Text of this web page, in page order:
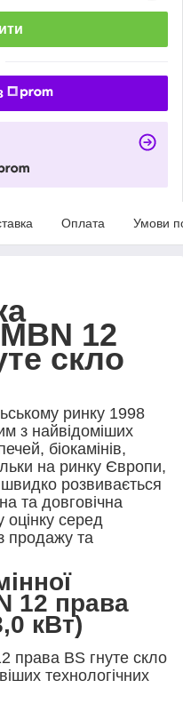
Оплата Умови
12
скло
ринку 1998
з найвідоміших
біокамінів,
на ринку Європи,
розвивається
та довговічна
оцінку серед
продажу та
12 права
кВт)
права BS гнуте скло
технологічних